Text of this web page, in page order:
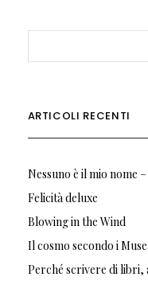
ARTICOLI RECENTI
Nessuno è il mio nome
Felicità deluxe
Blowing in the Wind
Il cosmo secondo i Muse
Perché scrivere di libri,